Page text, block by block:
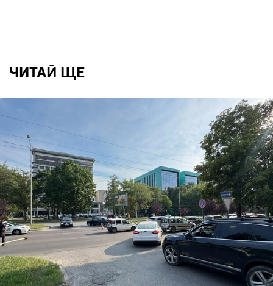
ЧИТАЙ ЩЕ